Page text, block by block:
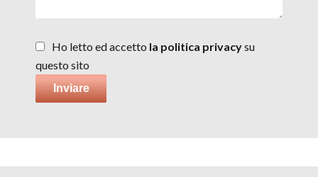
Ho letto ed accetto la politica privacysu
questo sito
Inviare